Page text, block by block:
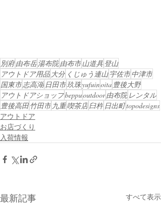
別府由布岳湯布院由布市山道具登山
アウトドア用品 大分 くじゅう連山宇佐市中津市
国東市志高湖 日田市玖珠yufuinoita 豊後大野
アウトドアショップbeppuoutdoor由布院 レンタル
豊後高田竹田市 九重喫茶店臼杵 日出町topodesigns
アウトドア
お店づくり
入荷情報
最新記事 すべて表示